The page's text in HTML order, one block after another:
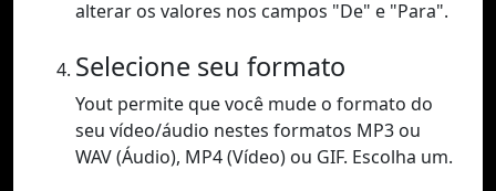
alterar os valores nos campos "De" e "Para".
Selecione seu formato
Yout permite que você mude o formato do
seu vídeo/áudio nestes formatos MP3 ou
WAV (Áudio), MP4 (Vídeo) ou GIF. Escolha um.